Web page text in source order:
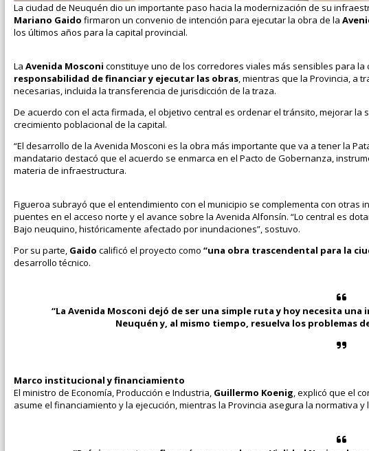
La ciudad de Neuquén dio un importante paso hacia la modernización de su
Mariano Gaido firmaron un convenio de intención para ejecutar la obra de la
los últimos años para la capital provincial.
La Avenida Mosconi constituye uno de los corredores viales más sensibles para la
responsabilidad de financiar y ejecutar las obras, mientras que la Provincia, a
necesarias, incluida la transferencia de jurisdicción de la traza.
De acuerdo con el acta firmada, el objetivo central es ordenar el tránsito, mejorar
crecimiento poblacional de la capital.
“El desarrollo de la Avenida Mosconi es la obra más importante que va a tener la
mandatario destacó que el acuerdo se enmarca en el Pacto de Gobernanza,
materia de infraestructura.
Figueroa subrayó que el entendimiento con el municipio se complementa con otras
puentes en el acceso norte y el avance sobre la Avenida Alfonsín. “Lo central es
Bajo neuquino, históricamente afectado por inundaciones”, sostuvo.
Por su parte, Gaido calificó el proyecto como “una obra trascendental para la
desarrollo técnico.
“La Avenida Mosconi dejó de ser una simple ruta y hoy necesita
Neuquén y, al mismo tiempo, resuelva los problemas
Marco institucional y financiamiento
El ministro de Economía, Producción e Industria, Guillermo Koenig, explicó que el
asume el financiamiento y la ejecución, mientras la Provincia asegura la normativa